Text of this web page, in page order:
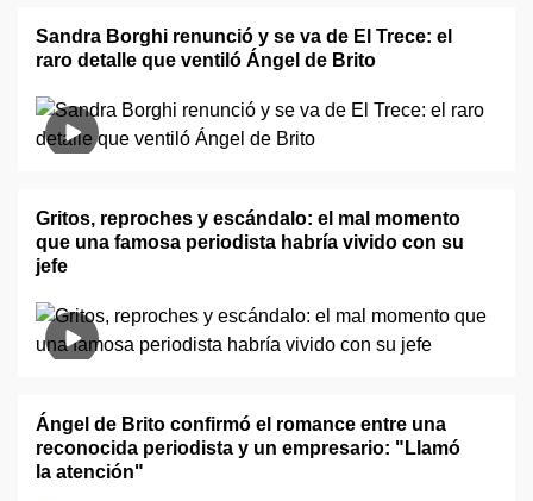
Sandra Borghi renunció y se va de El Trece: el
raro detalle que ventiló Ángel de Brito
Gritos, reproches y escándalo: el mal momento
que una famosa periodista habría vivido con su
jefe
Ángel de Brito confirmó el romance entre una
reconocida periodista y un empresario: "Llamó
la atención"